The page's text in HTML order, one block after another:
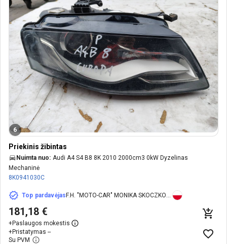
6
Priekinis žibintas
Nuimta nuo: Audi A4 S4 B8 8K 2010 2000cm3 0kW Dyzelinas
Mechaninė
8K0941030C
Top pardavėjas
181,18 €
+Paslaugos mokestis
+Pristatymas --
Su PVM